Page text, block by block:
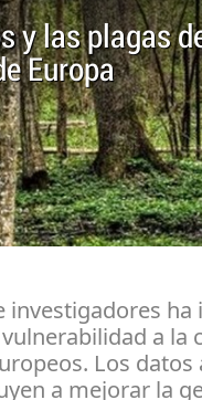
y las plagas
Europa
investigadores
a la
Los
a mejorar la